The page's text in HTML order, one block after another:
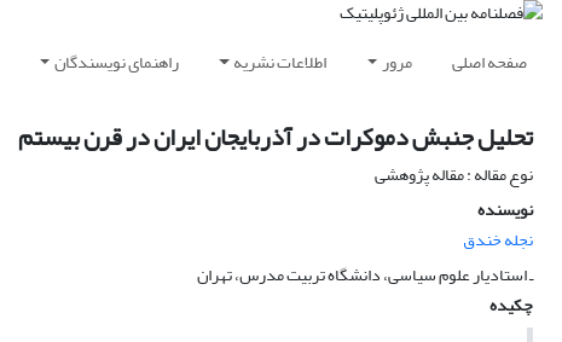
صفحه اصلی مرور اطلاعات نشریه راهنمای نویسندگان
تحلیل جنبش دموکرات در آذربایجان ایران در قرن بیستم
نوع مقاله : مقاله پژوهشی
نویسنده
نجله خندق
ـ استادیار علوم سیاسی، دانشگاه تربیت مدرس، تهران
چکیده